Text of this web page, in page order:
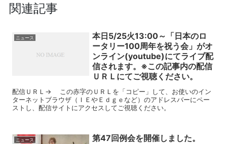
関連記事
ニュース
本日5/25火13:00～「日本のロ
ータリー100周年を祝う会」がオ
ンライン(youtube)にてライブ配
信されます。※この記事内の配信
ＵＲＬにてご視聴ください。
配信ＵＲＬ→ この赤字のＵＲＬを「コピー」して、お使いのイン
ターネットブラウザ（ＩＥやＥｄｇｅなど）のアドレスバーにペー
ストし、配信サイトにアクセスしてご視聴ください。
ニュース 第47回例会を開催しました。